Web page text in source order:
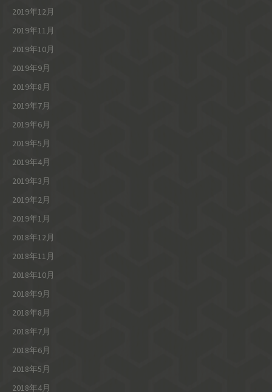
2019年12月
2019年11月
2019年10月
2019年9月
2019年8月
2019年7月
2019年6月
2019年5月
2019年4月
2019年3月
2019年2月
2019年1月
2018年12月
2018年11月
2018年10月
2018年9月
2018年8月
2018年7月
2018年6月
2018年5月
2018年4月